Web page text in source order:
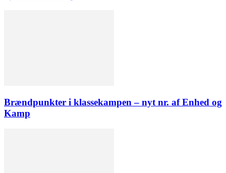
Brændpunkter i klassekampen – nyt nr. af Enhed og
Kamp